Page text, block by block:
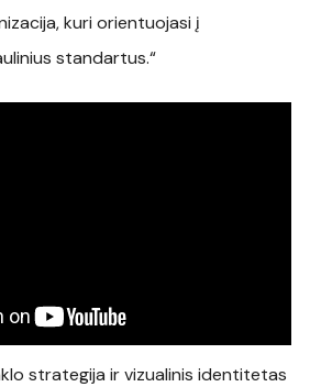
kuri orientuojasi į
standartus.“
strategija ir vizualinis identitetas